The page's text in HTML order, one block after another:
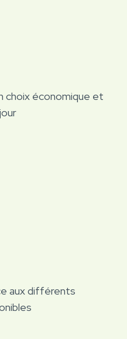
choix économique et
aux différents